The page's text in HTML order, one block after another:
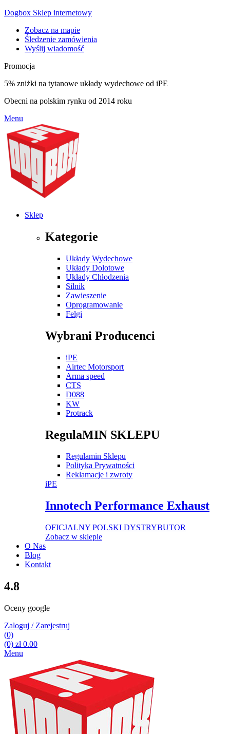
Dogbox Sklep internetowy
Zobacz na mapie
Śledzenie zamówienia
Wyślij wiadomość
Promocja
5% zniżki na tytanowe układy wydechowe od iPE
Obecni na polskim rynku od 2014 roku
Menu
Sklep
Kategorie
Układy Wydechowe
Układy Dolotowe
Układy Chłodzenia
Silnik
Zawieszenie
Oprogramowanie
Felgi
Wybrani Producenci
iPE
Airtec Motorsport
Arma speed
CTS
D088
KW
Protrack
RegulaMIN SKLEPU
Regulamin Sklepu
Polityka Prywatności
Reklamacje i zwroty
iPE
Innotech Performance Exhaust
OFICJALNY POLSKI DYSTRYBUTOR
Zobacz w sklepie
O Nas
Blog
Kontakt
4.8
Oceny google
Zaloguj / Zarejestruj
(0)
(0) zł0.00
Menu